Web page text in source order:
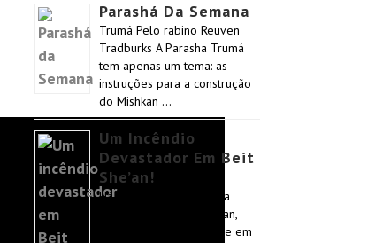
Parashá Da Semana
Trumá Pelo rabino Reuven
Tradburks A Parasha Trumá
tem apenas um tema: as
instruções para a construção
do Mishkan …
Um Incêndio
Devastador Em Beit
She’an!
Há poucos dias, a família
Hangshing, de Beit She’an,
imigrantes Bnei Menashe em